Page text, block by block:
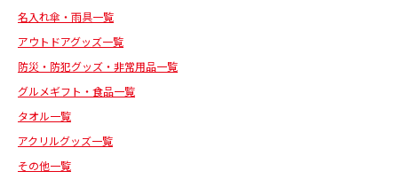
名入れ傘・雨具一覧
アウトドアグッズ一覧
防災・防犯グッズ・非常用品一覧
グルメギフト・食品一覧
タオル一覧
アクリルグッズ一覧
その他一覧